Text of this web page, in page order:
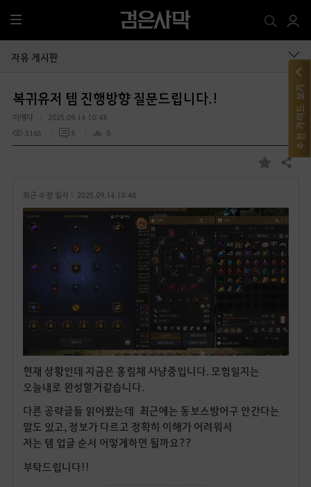
전
체
메
자유 게시판
복귀유저 템 진행방향 질문드립니다.!
이얘다
2025.09.14 10:48
3165
5 0
즐
기
공유하기
최근 수정 일시 : 2025.09.14 10:48
현재 상황인데 지금은 홍림채 사냥중입니다. 모험일지는
오늘내로 완성할거같습니다.
다른 공략글들 읽어봤는데 최근에는 동보스방어구 안간다는
말도 있고, 정보가 다르고 정확히 이해가 어려워서
저는 템 업글 순서 어떻게하면 될까요??
부탁드립니다!!
추천 가이드 보기